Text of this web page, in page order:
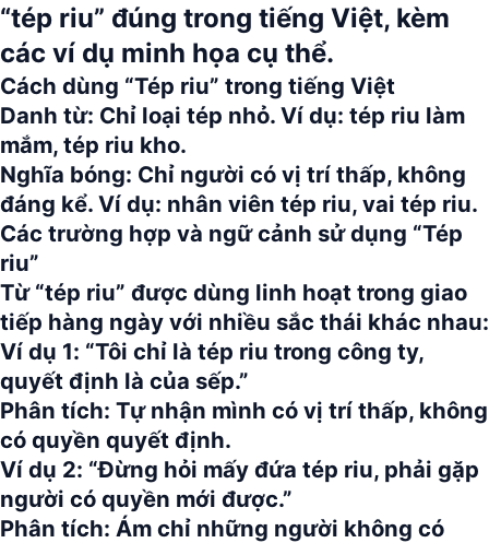
“tép riu” đúng trong tiếng Việt, kèm
các ví dụ minh họa cụ thể.
Cách dùng “Tép riu” trong tiếng Việt
Danh từ: Chỉ loại tép nhỏ. Ví dụ: tép riu làm
mắm, tép riu kho.
Nghĩa bóng: Chỉ người có vị trí thấp, không
đáng kể. Ví dụ: nhân viên tép riu, vai tép riu.
Các trường hợp và ngữ cảnh sử dụng “Tép
riu”
Từ “tép riu” được dùng linh hoạt trong giao
tiếp hàng ngày với nhiều sắc thái khác nhau:
Ví dụ 1: “Tôi chỉ là tép riu trong công ty,
quyết định là của sếp.”
Phân tích: Tự nhận mình có vị trí thấp, không
có quyền quyết định.
Ví dụ 2: “Đừng hỏi mấy đứa tép riu, phải gặp
người có quyền mới được.”
Phân tích: Ám chỉ những người không có